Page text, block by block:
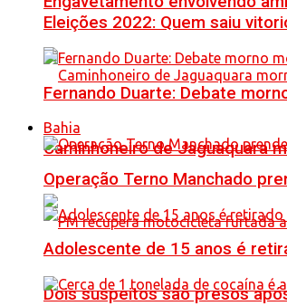
Caminhoneiro de Jaguaquara
Dois suspeitos são presos
Eleições 2022: Quem saiu
Fernando Duarte: Debate
Bahia
Operação Terno Manchado
Adolescente de 15 anos é